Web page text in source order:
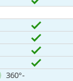
360°-